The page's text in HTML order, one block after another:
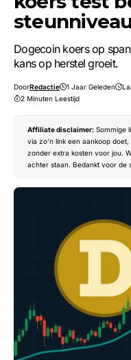
Dogecoin koers op
kans op herstel groeit.
DoorRedactie 1 Jaar Geleden
2 Minuten Leestijd
Affiliate disclaimer: Sommige
via zo’n link een aankoop
zonder extra kosten voor jou.
achter staan. Bedankt voor de